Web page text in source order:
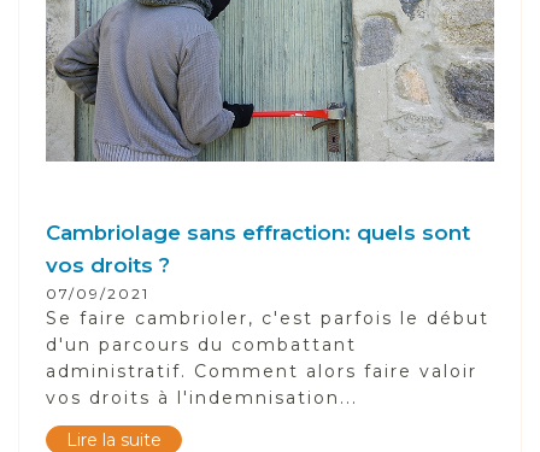
Cambriolage sans effraction: quels sont
vos droits ?
07/09/2021
Se faire cambrioler, c'est parfois le début
d'un parcours du combattant
administratif. Comment alors faire valoir
vos droits à l'indemnisation...
Lire la suite